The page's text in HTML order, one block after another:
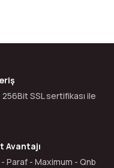
SSL sertifikası ile
Avantajı
Paraf - Maximum - Qnb